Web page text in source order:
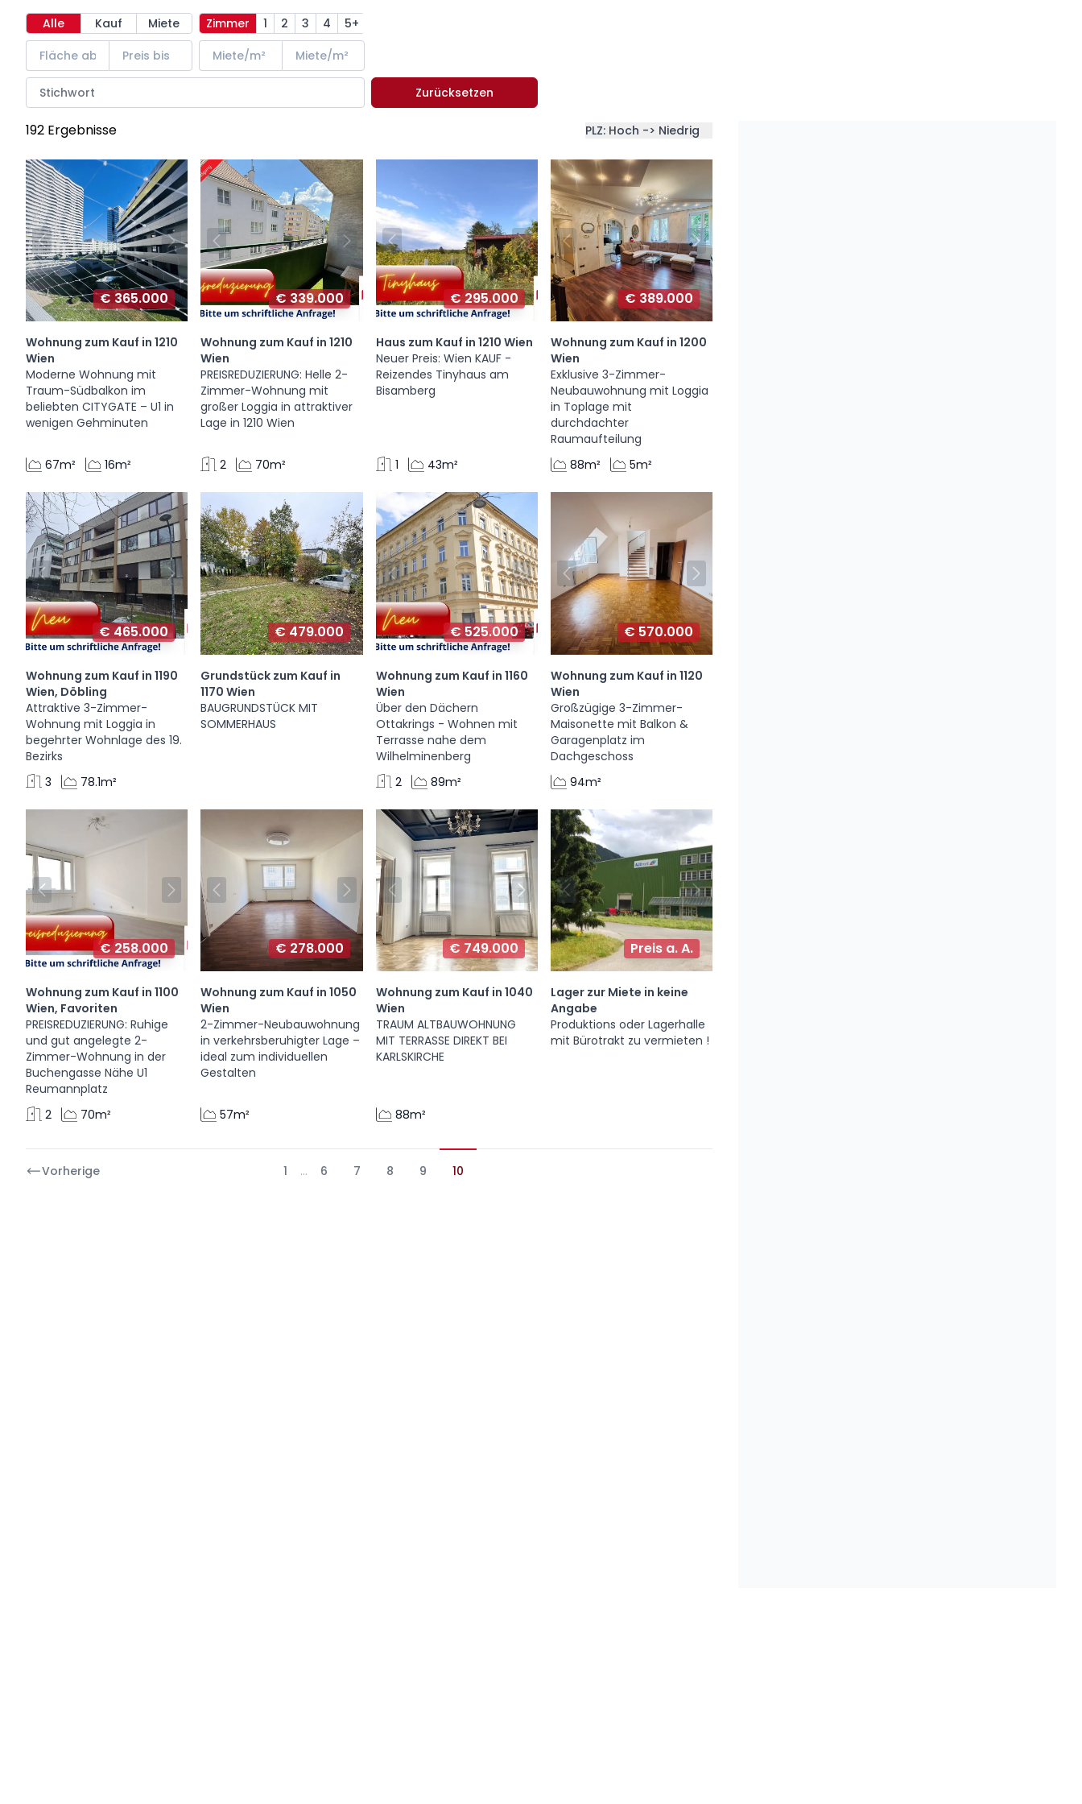
Alle Kauf Miete Zimmer 1 2 3 4 5+
Zurücksetzen
192 Ergebnisse PLZ: Hoch -> Niedrig
€ 365.000
Wohnung zum Kauf in 1210
Wien
Moderne Wohnung mit
Traum-Südbalkon im
beliebten CITYGATE – U1 in
wenigen Gehminuten
67m² 16m²
€ 339.000
Wohnung zum Kauf in 1210
Wien
PREISREDUZIERUNG: Helle 2-
Zimmer-Wohnung mit
großer Loggia in attraktiver
Lage in 1210 Wien
2 70m²
€ 295.000
Haus zum Kauf in 1210 Wien
Neuer Preis: Wien KAUF -
Reizendes Tinyhaus am
Bisamberg
1 43m²
€ 389.000
Wohnung zum Kauf in 1200
Wien
Exklusive 3-Zimmer-
Neubauwohnung mit Loggia
in Toplage mit
durchdachter
Raumaufteilung
88m²
5m²
€ 465.000
Wohnung zum Kauf in 1190
Wien, Döbling
Attraktive 3-Zimmer-
Wohnung mit Loggia in
begehrter Wohnlage des 19.
Bezirks
3
78.1m²
€ 479.000
Grundstück zum Kauf in
1170 Wien
BAUGRUNDSTÜCK MIT
SOMMERHAUS
€ 525.000
Wohnung zum Kauf in 1160
Wien
Über den Dächern
Ottakrings - Wohnen mit
Terrasse nahe dem
Wilhelminenberg
2
89m²
€ 570.000
Wohnung zum Kauf in 1120
Wien
Großzügige 3-Zimmer-
Maisonette mit Balkon &
Garagenplatz im
Dachgeschoss
94m²
€ 258.000
Wohnung zum Kauf in 1100
Wien, Favoriten
PREISREDUZIERUNG: Ruhige
und gut angelegte 2-
Zimmer-Wohnung in der
Buchengasse Nähe U1
Reumannplatz
2
70m²
€ 278.000
Wohnung zum Kauf in 1050
Wien
2-Zimmer-Neubauwohnung
in verkehrsberuhigter Lage –
ideal zum individuellen
Gestalten
57m²
€ 749.000
Wohnung zum Kauf in 1040
Wien
TRAUM ALTBAUWOHNUNG
MIT TERRASSE DIREKT BEI
KARLSKIRCHE
88m²
Preis a. A.
Lager zur Miete in keine
Angabe
Produktions oder Lagerhalle
mit Bürotrakt zu vermieten !
Vorherige 1 … 6 7 8 9 10